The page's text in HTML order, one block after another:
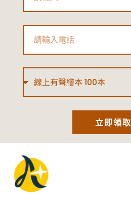
立即領取